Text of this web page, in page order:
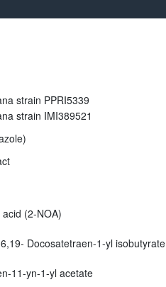
strain PPRI5339
strain IMI389521
(2-NOA)
Docosatetraen-1-yl isobutyrate
11-yn-1-yl acetate